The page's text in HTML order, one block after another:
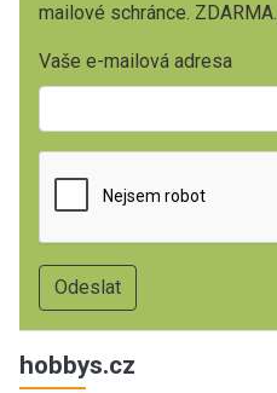
mailové schránce. ZDARMA.
Vaše e-mailová adresa
hobbys.cz